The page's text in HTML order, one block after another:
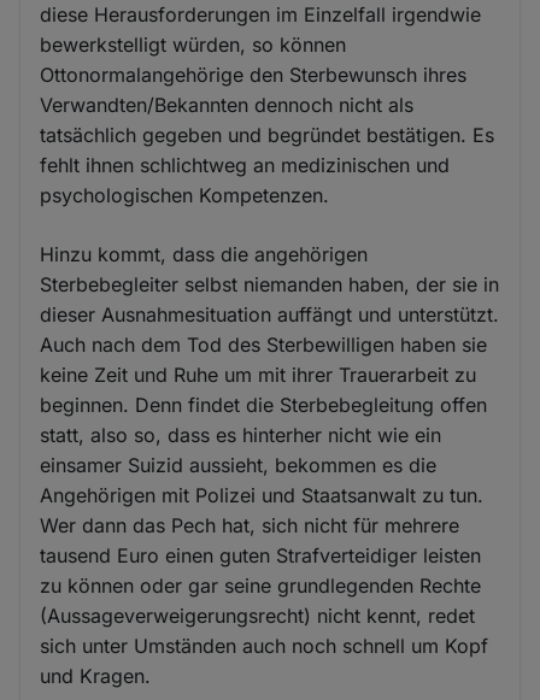
diese Herausforderungen im Einzelfall irgendwie
bewerkstelligt würden, so können
Ottonormalangehörige den Sterbewunsch ihres
Verwandten/Bekannten dennoch nicht als
tatsächlich gegeben und begründet bestätigen. Es
fehlt ihnen schlichtweg an medizinischen und
psychologischen Kompetenzen.
Hinzu kommt, dass die angehörigen
Sterbebegleiter selbst niemanden haben, der sie in
dieser Ausnahmesituation auffängt und unterstützt.
Auch nach dem Tod des Sterbewilligen haben sie
keine Zeit und Ruhe um mit ihrer Trauerarbeit zu
beginnen. Denn findet die Sterbebegleitung offen
statt, also so, dass es hinterher nicht wie ein
einsamer Suizid aussieht, bekommen es die
Angehörigen mit Polizei und Staatsanwalt zu tun.
Wer dann das Pech hat, sich nicht für mehrere
tausend Euro einen guten Strafverteidiger leisten
zu können oder gar seine grundlegenden Rechte
(Aussageverweigerungsrecht) nicht kennt, redet
sich unter Umständen auch noch schnell um Kopf
und Kragen.